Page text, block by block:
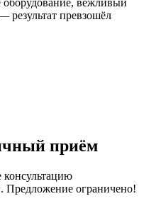
результат превзошёл
приём
консультацию
Предложение ограничено!